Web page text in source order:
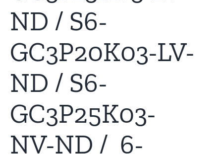
ND / S6-
GC3P20K03-LV-
ND / S6-
GC3P25K03-
NV-ND / 6-